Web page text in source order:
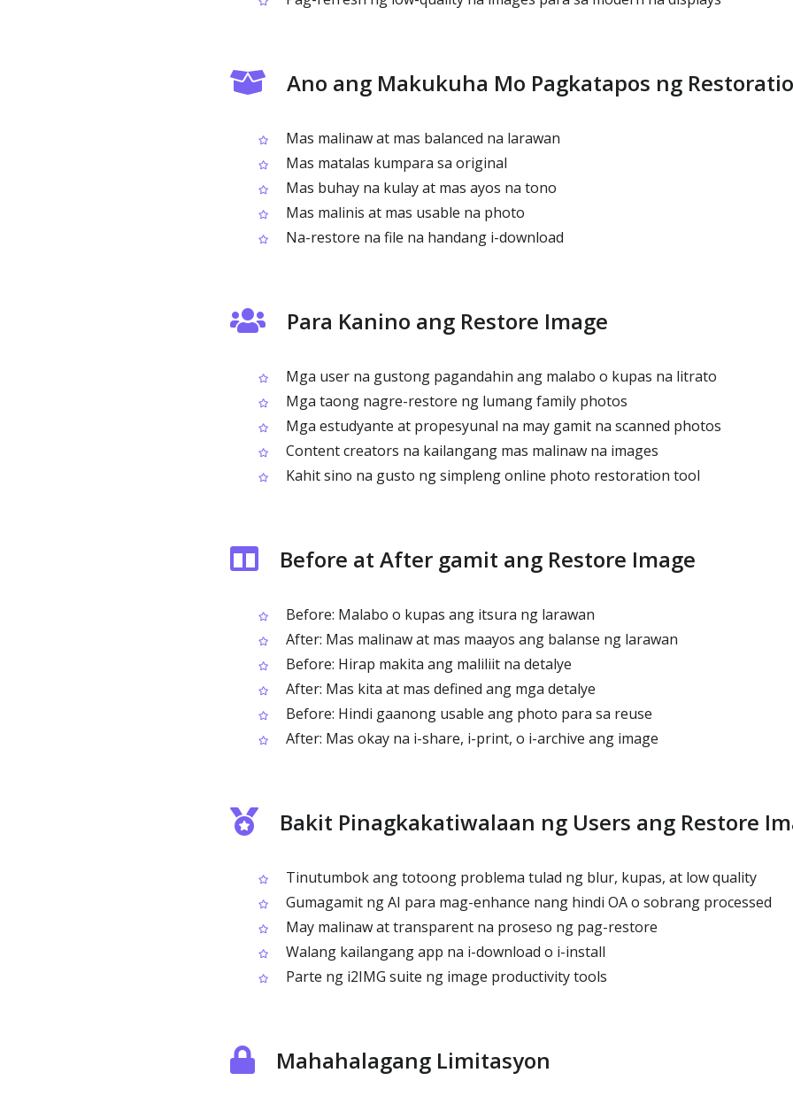
Ano ang Makukuha Mo Pagkatapos ng
Mas malinaw at mas balanced na larawan
Mas matalas kumpara sa original
Mas buhay na kulay at mas ayos na tono
Mas malinis at mas usable na photo
Na-restore na file na handang i-download
Para Kanino ang Restore Image
Mga user na gustong pagandahin ang malabo o kupas na litrato
Mga taong nagre-restore ng lumang family photos
Mga estudyante at propesyunal na may gamit na scanned photos
Content creators na kailangang mas malinaw na images
Kahit sino na gusto ng simpleng online photo restoration tool
Before at After gamit ang Restore Image
Before: Malabo o kupas ang itsura ng larawan
After: Mas malinaw at mas maayos ang balanse ng larawan
Before: Hirap makita ang maliliit na detalye
After: Mas kita at mas defined ang mga detalye
Before: Hindi gaanong usable ang photo para sa reuse
After: Mas okay na i-share, i-print, o i-archive ang image
Bakit Pinagkakatiwalaan ng Users ang Restore
Tinutumbok ang totoong problema tulad ng blur, kupas, at low quality
Gumagamit ng AI para mag-enhance nang hindi OA o sobrang processed
May malinaw at transparent na proseso ng pag-restore
Walang kailangang app na i-download o i-install
Parte ng i2IMG suite ng image productivity tools
Mahahalagang Limitasyon